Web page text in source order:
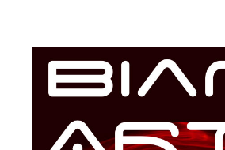
content